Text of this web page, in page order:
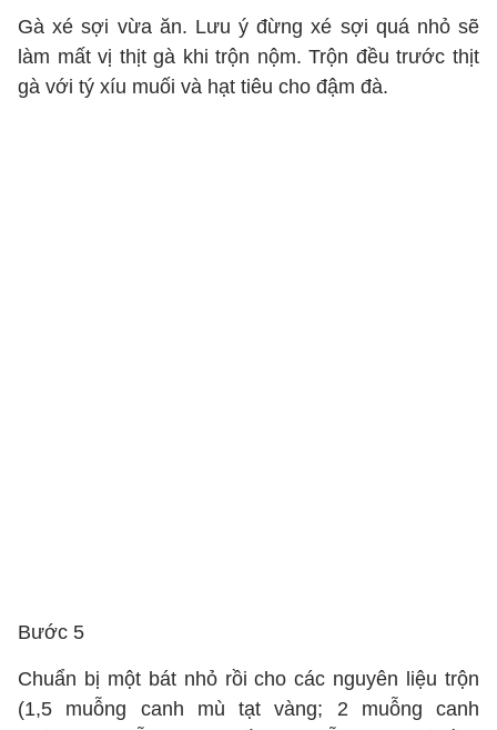
Gà xé sợi vừa ăn. Lưu ý đừng xé sợi quá nhỏ sẽ
làm mất vị thịt gà khi trộn nộm. Trộn đều trước thịt
gà với tý xíu muối và hạt tiêu cho đậm đà.
Bước 5
Chuẩn bị một bát nhỏ rồi cho các nguyên liệu trộn
(1,5 muỗng canh mù tạt vàng; 2 muỗng canh